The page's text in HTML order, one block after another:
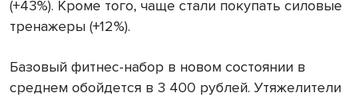
(+43%). Кроме того, чаще стали покупать силовые
тренажеры (+12%).
Базовый фитнес-набор в новом состоянии в
среднем обойдется в 3 400 рублей. Утяжелители